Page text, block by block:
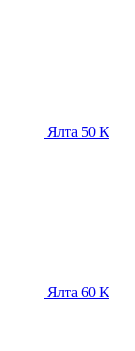
Ялта 50 К
Ялта 60 К